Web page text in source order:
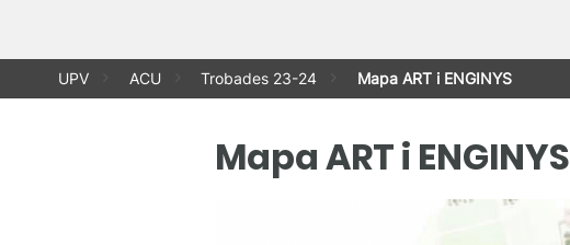
UPV ACU Trobades 23-24 Mapa ART i ENGINYS
Mapa ART i ENGINYS